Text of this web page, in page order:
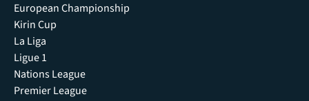
European Championship
Kirin Cup
La Liga
Ligue 1
Nations League
Premier League